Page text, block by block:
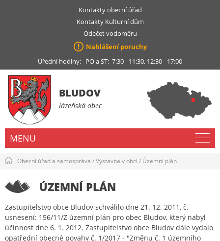
Kontakty obecní úřad
Kontakty Kulturní dům
Odečet vodoměru
Nahlášení poruchy
Úřední hodiny: PO a ST: 7:30 - 11:30, 12:30 - 17:00
BLUDOV
lázeňská obec
MENU
Obecní úřad a samospráva /Výstavba v obci / Územní plán
ÚZEMNÍ PLÁN
Zastupitelstvo obce Bludov schválilo dne 21. 12. 2011, č.
usnesení: 156/11/Z územní plán pro obec Bludov, který nabyl
účinnost dne 6. 1. 2012. Zastupitelstvo obce Bludov dále vydalo
opatřední obecné povahy č. 1/2017 - "Změnu č. 1 územního